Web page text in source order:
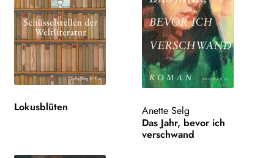
Search:
Lokusblüten
Anette Selg
Das Jahr, bevor ich
verschwand